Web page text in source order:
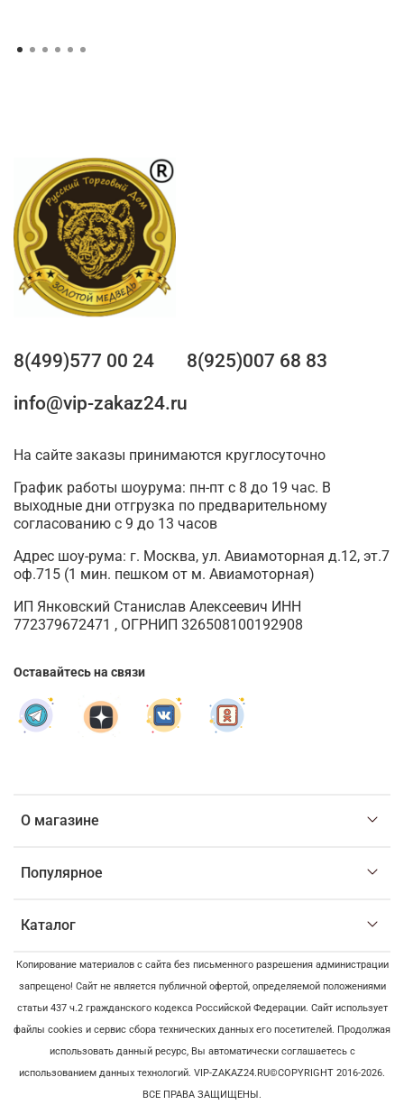
О магазине
Популярное
Каталог
8(499)577 00 24
8(925)007 68 83
info@vip-zakaz24.ru
На сайте заказы принимаются круглосуточно
График работы шоурума: пн-пт с 8 до 19 час. В
выходные дни отгрузка по предварительному
согласованию с 9 до 13 часов
Адрес шоу-рума: г. Москва, ул. Авиамоторная д.12, эт.7
оф.715 (1 мин. пешком от м. Авиамоторная)
ИП Янковский Станислав Алексеевич ИНН
772379672471 , ОГРНИП 326508100192908
Оставайтесь на связи
Копирование материалов с сайта без письменного разрешения администрации
запрещено! Сайт не является публичной офертой, определяемой положениями
статьи 437 ч.2 гражданского кодекса Российской Федерации. Сайт использует
файлы cookies и сервис сбора технических данных его посетителей. Продолжая
использовать данный ресурс, Вы автоматически соглашаетесь с
использованием данных технологий. VIP-ZAKAZ24.RU©COPYRIGHT 2016-2026.
ВСЕ ПРАВА ЗАЩИЩЕНЫ.